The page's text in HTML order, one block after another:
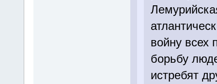
войну всех
борьбу
истребят